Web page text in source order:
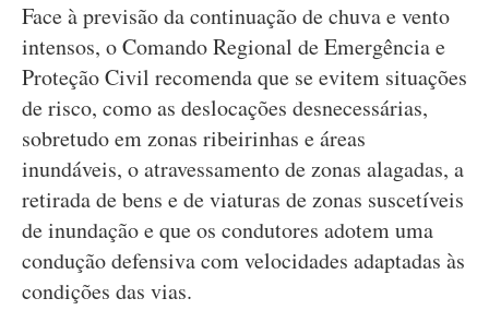
Face à previsão da continuação de chuva e vento
intensos, o Comando Regional de Emergência e
Proteção Civil recomenda que se evitem situações
de risco, como as deslocações desnecessárias,
sobretudo em zonas ribeirinhas e áreas
inundáveis, o atravessamento de zonas alagadas, a
retirada de bens e de viaturas de zonas suscetíveis
de inundação e que os condutores adotem uma
condução defensiva com velocidades adaptadas às
condições das vias.